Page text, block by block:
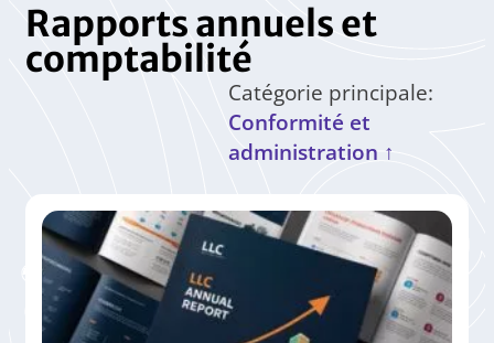
Rapports annuels et
comptabilité
Catégorie principale:
Conformité et
administration ↑